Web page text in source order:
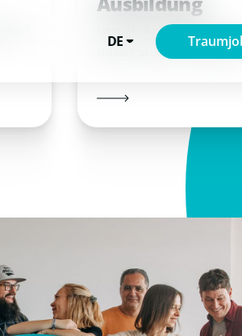
DE
Jetzt als Azubi oder für ein
duales Studium